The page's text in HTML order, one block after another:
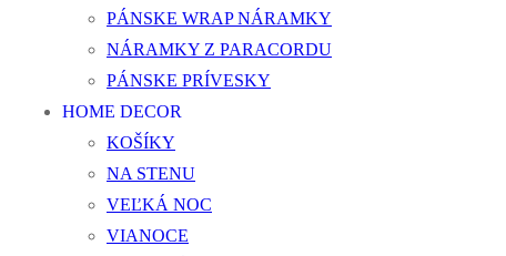
PÁNSKE WRAP NÁRAMKY
NÁRAMKY Z PARACORDU
PÁNSKE PRÍVESKY
HOME DECOR
KOŠÍKY
NA STENU
VEĽKÁ NOC
VIANOCE